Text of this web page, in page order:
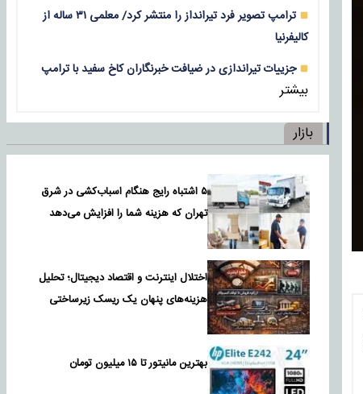
ترامپ تصویر فرد تیرانداز را منتشر کرد/ معلمی ۳۱ ساله از
کالیفرنیا
جزییات تیراندازی در ضیافت خبرنگاران کاخ سفید با ترامپ
بیشتر
بازار
۵ اشتباه رایج هنگام اسباب‌کشی در شرق
تهران که هزینه شما را افزایش می‌دهد
اختلال اینترنت و اقتصاد دیجیتال؛ تحلیل
هزینه‌های پنهان یک ریسک زیرساختی
بهترین مانیتور تا ۱۵ میلیون تومان